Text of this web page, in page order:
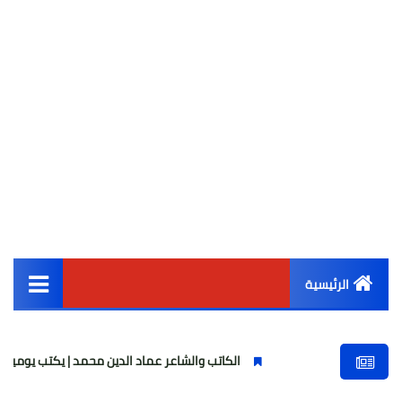
الرئيسية
أخبار مصر
الكاتب والشاعر عماد الدين محمد | يكتب يوميات شاعر